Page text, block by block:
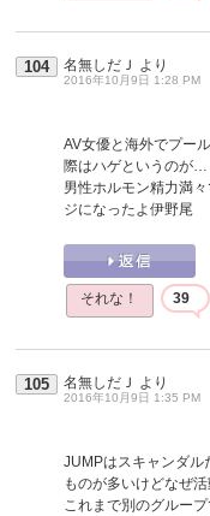
104 名無しだＪ より
2016年10月9日 1:28 PM
AV女優と海外でプー
際はハゲというのが…
男性ホルモン精力満
ジになったよ伊野尾
それな！ 39
105 名無しだＪ より
2016年10月9日 1:35 PM
JUMPはスキャンダル
ものが多いけどなぜ
これまで別のグルー